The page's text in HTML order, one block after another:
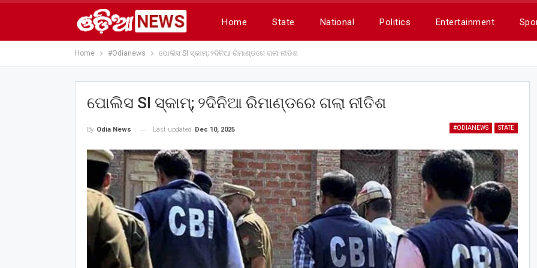
Home State National Politics Entertainment
Home #Odianews ପୋଲିସ SI ସ୍କାମ୍; ୨ଦିନିଆ ରିମାଣ୍ଡରେ ଗଲା ନୀତିଶ
ପୋଲିସ SI ସ୍କାମ୍; ୨ଦିନିଆ ରିମାଣ୍ଡରେ ଗଲା ନୀତିଶ
#ODIANEWS STATE
By Odia News Last updated Dec 10, 2025